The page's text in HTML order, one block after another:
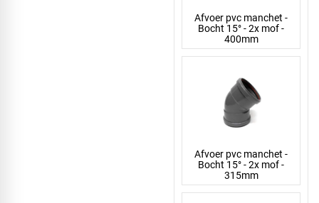
Afvoer pvc manchet -
Bocht 15° - 2x mof -
400mm
Afvoer pvc manchet -
Bocht 15° - 2x mof -
315mm